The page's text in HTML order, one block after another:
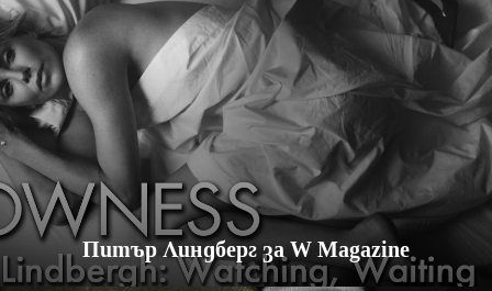
Питър Линдберг за W Magazine